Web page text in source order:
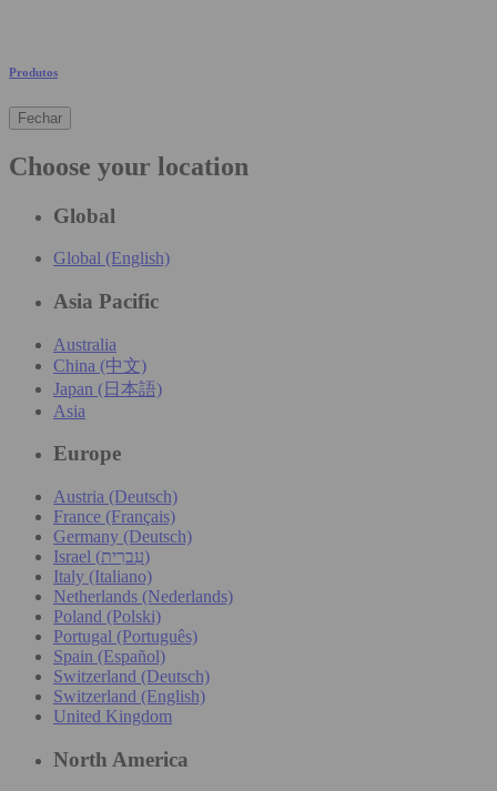
Produtos
Fechar
Choose your location
Global
Global (English)
Asia Pacific
Australia
China (中文)
Japan (日本語)
Asia
Europe
Austria (Deutsch)
France (Français)
Germany (Deutsch)
Israel (עִברִית)
Italy (Italiano)
Netherlands (Nederlands)
Poland (Polski)
Portugal (Português)
Spain (Español)
Switzerland (Deutsch)
Switzerland (English)
United Kingdom
North America